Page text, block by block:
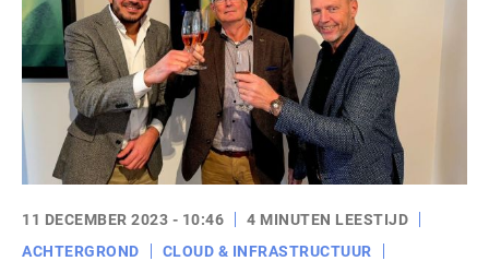
11 DECEMBER 2023 - 10:46
4 MINUTEN LEESTIJD
ACHTERGROND
CLOUD & INFRASTRUCTUUR